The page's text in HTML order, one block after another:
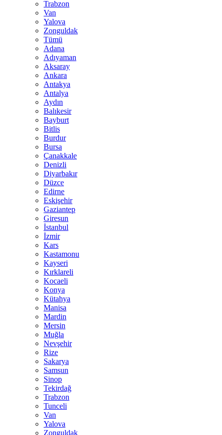
Trabzon
Van
Yalova
Zonguldak
Tümü
Adana
Adıyaman
Aksaray
Ankara
Antakya
Antalya
Aydın
Balıkesir
Bayburt
Bitlis
Burdur
Bursa
Çanakkale
Denizli
Diyarbakır
Düzce
Edirne
Eskişehir
Gaziantep
Giresun
İstanbul
İzmir
Kars
Kastamonu
Kayseri
Kırklareli
Kocaeli
Konya
Kütahya
Manisa
Mardin
Mersin
Muğla
Nevşehir
Rize
Sakarya
Samsun
Sinop
Tekirdağ
Trabzon
Tunceli
Van
Yalova
Zonguldak